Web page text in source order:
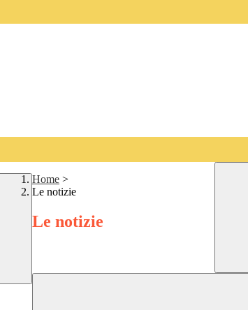
Home >
Le notizie
Le notizie